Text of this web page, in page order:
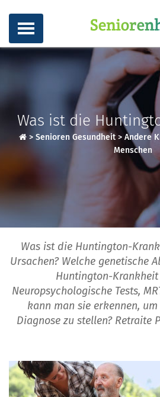
Was ist die
> Senioren Gesundheit> Andere
Menschen
Was ist die Huntington-
Ursachen? Welche genetische
Huntington-Krankheit
Neuropsychologische Tests,
kann man sie erkennen,
Diagnose zu stellen? Retraite